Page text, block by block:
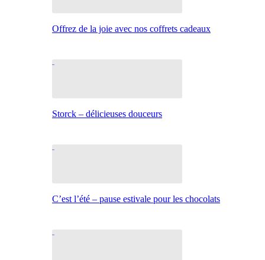
Offrez de la joie avec nos coffrets cadeaux
Storck – délicieuses douceurs
C’est l’été – pause estivale pour les chocolats